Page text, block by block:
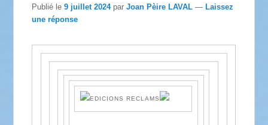
Publié le9 juillet 2024 parJoan Pèire LAVAL —Laissez
une réponse